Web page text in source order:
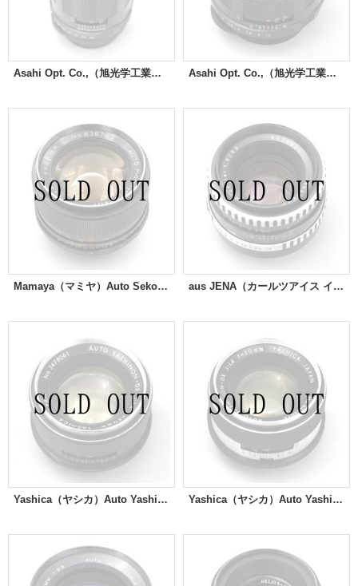
Asahi Opt. Co.,（旭光学工業） Super-Multi-Coated Takumar（タクマー）135mm/F3.5 Asahi Opt. Co.,（旭光学工業）Super-Multi-Coated Takumar（タクマー）50mm/F1.4
Mamaya（マミヤ）Auto Sekor 55mm/F1.4 aus JENA（カールツアイス イエナ）Pancolar（パンカラー）50mm/F1.8
Yashica（ヤシカ）Auto Yashinon-DX（ヤシノン）50mm/F1.4 Yashica（ヤシカ）Auto Yashinon-DX（ヤシノン）50mm/F1.4